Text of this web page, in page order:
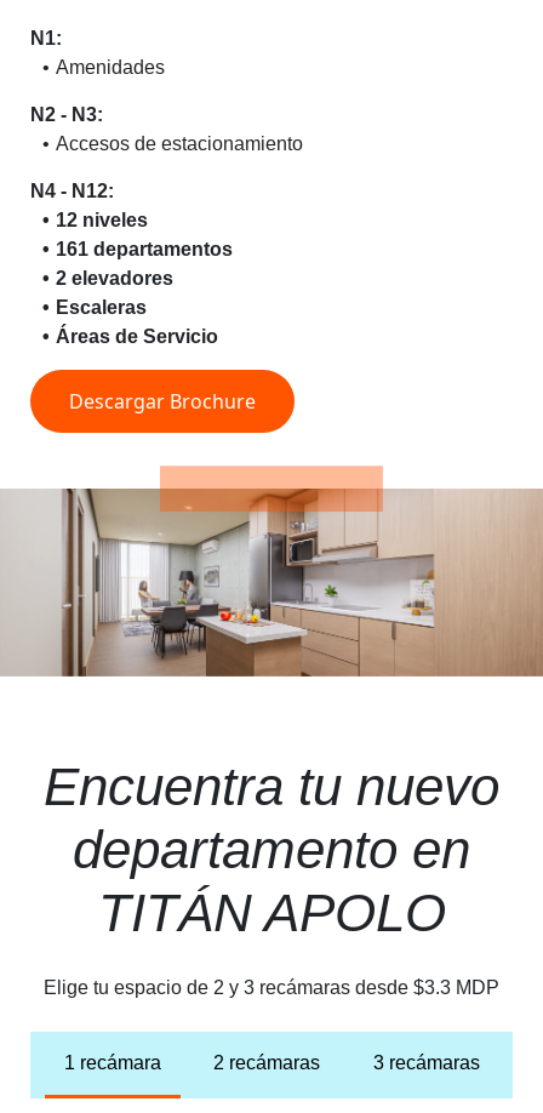
N1:
Amenidades
N2 - N3:
Accesos de estacionamiento
N4 - N12:
12 niveles
161 departamentos
2 elevadores
Escaleras
Áreas de Servicio
Descargar Brochure
Encuentra tu nuevo
departamento en
TITÁN APOLO
Elige tu espacio de 2 y 3 recámaras desde $3.3 MDP
1 recámara 2 recámaras 3 recámaras